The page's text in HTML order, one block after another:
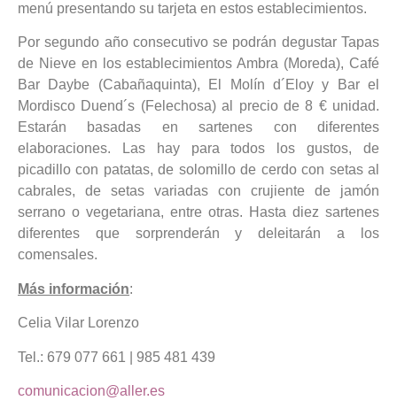
menú presentando su tarjeta en estos establecimientos.
Por segundo año consecutivo se podrán degustar Tapas
de Nieve en los establecimientos Ambra (Moreda), Café
Bar Daybe (Cabañaquinta), El Molín d´Eloy y Bar el
Mordisco Duend´s (Felechosa) al precio de 8 € unidad.
Estarán basadas en sartenes con diferentes
elaboraciones. Las hay para todos los gustos, de
picadillo con patatas, de solomillo de cerdo con setas al
cabrales, de setas variadas con crujiente de jamón
serrano o vegetariana, entre otras. Hasta diez sartenes
diferentes que sorprenderán y deleitarán a los
comensales.
Más información:
Celia Vilar Lorenzo
Tel.: 679 077 661 | 985 481 439
comunicacion@aller.es